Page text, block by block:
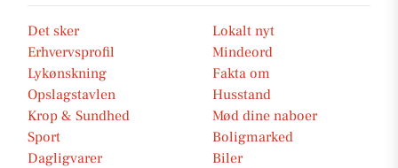
Det sker
Lokalt nyt
Erhvervsprofil
Mindeord
Lykønskning
Fakta om
Opslagstavlen
Husstand
Krop & Sundhed
Mød dine naboer
Sport
Boligmarked
Dagligvarer
Biler